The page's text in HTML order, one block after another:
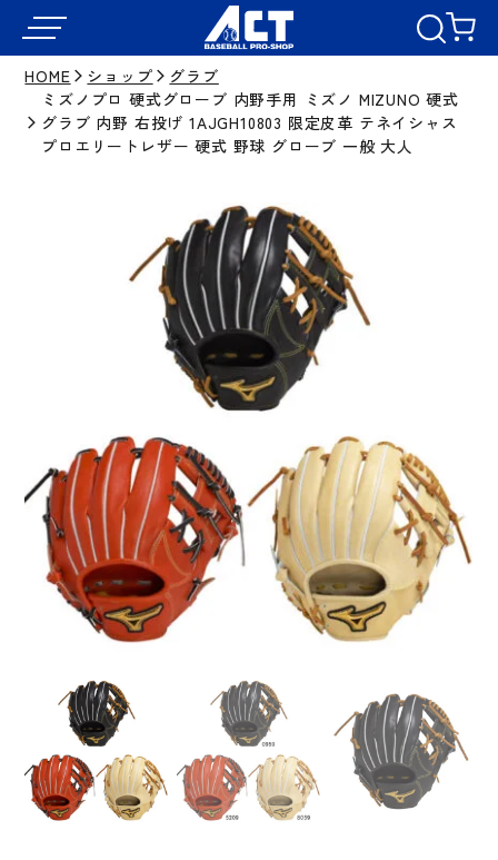
HOME ショップ
グラブ
ミズノプロ 硬式グローブ 内野手用 ミズノ MIZUNO 硬式
グラブ 内野 右投げ 1AJGH10803 限定皮革 テネイシャス
プロエリートレザー 硬式 野球 グローブ 一般 大人